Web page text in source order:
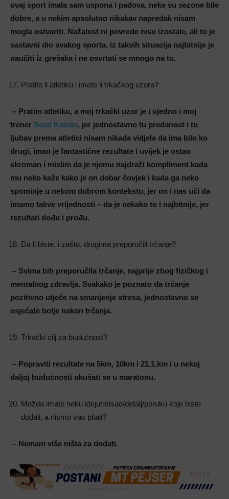
ovaj sport imala sam uspona i padova, neke su sezone bile
dobre, a u nekim apsolutno nikakav napredak nisam
mogla ostvariti. Nažalost ni povrede nisu izostale, ali to je
sastavni dio svakog sporta, iz takvih situacija najbitnije je
naučiti iz grešaka i ne osvrtati se mnogo na to.
Pratite li atletiku i imate li trkačkog uzora?
– Pratim atletiku, a moj trkački uzor je i ujedno i moj
trener Sead Kondo, jer jednostavno tu predanost i tu
ljubav prema atletici nisam nikada vidjela da ima bilo ko
drugi, imao je fantastične rezultate i uvijek je ostao
skroman i mislim da je njemu najdraži kompliment kada
mu neko kaže kako je on dobar čovjek i kada ga neko
spominje u nekom dobrom kontekstu, jer on i nas uči da
imamo takve vrijednosti – da je nekako to i najbitnije, jer
rezultati dođu i prođu.
Da li biste, i zašto, drugima preporučili trčanje?
– Svima bih preporučila trčanje, najprije zbog fizičkog i
mentalnog zdravlja. Svakako je poznato da trčanje
pozitivno utječe na smanjenje stresa, jednostavno se
osjećate bolje nakon trčanja.
Trkački cilj za budućnost?
– Popraviti rezultate na 5km, 10km i 21.1.km i u nekoj
daljoj budućnosti okušati se u maratonu.
Možda imate neku ideju/misao/detalj/poruku koje biste
dodali, a nismo vas pitali?
– Nemam više ništa za dodati.